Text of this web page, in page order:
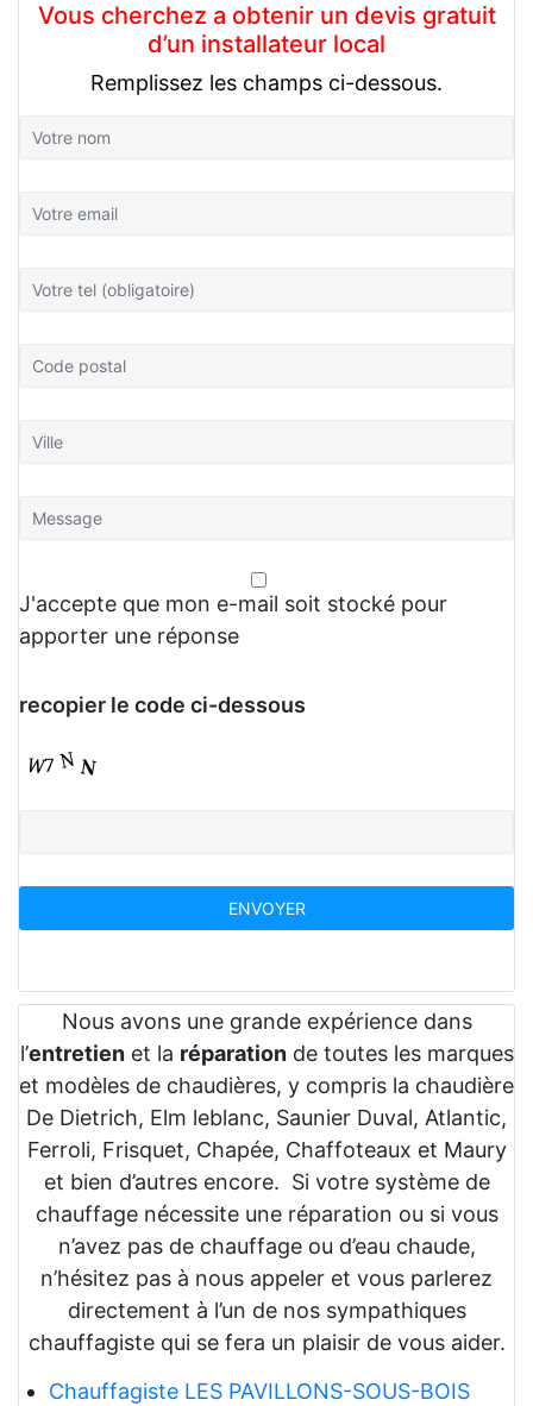
Vous cherchez a obtenir un devis gratuit
d’un installateur local
Remplissez les champs ci-dessous.
J'accepte que mon e-mail soit stocké pour
apporter une réponse
recopier le code ci-dessous
Nous avons une grande expérience dans
l’entretienet la réparationde toutes les marques
et modèles de chaudières, y compris la chaudière
De Dietrich, Elm leblanc, Saunier Duval, Atlantic,
Ferroli, Frisquet, Chapée, Chaffoteaux et Maury
et bien d’autres encore. Si votre système de
chauffage nécessite une réparation ou si vous
n’avez pas de chauffage ou d’eau chaude,
n’hésitez pas à nous appeler et vous parlerez
directement à l’un de nos sympathiques
chauffagiste qui se fera un plaisir de vous aider.
Chauffagiste LES PAVILLONS-SOUS-BOIS